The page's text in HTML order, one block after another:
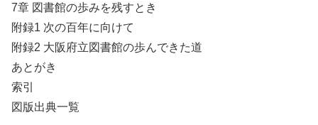
7章 図書館の歩みを残すとき
附録1 次の百年に向けて
附録2 大阪府立図書館の歩んできた道
あとがき
索引
図版出典一覧